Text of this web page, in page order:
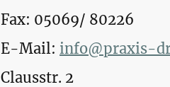
Fax: 05069/ 80226
E-Mail: info@praxis-
Clausstr. 2